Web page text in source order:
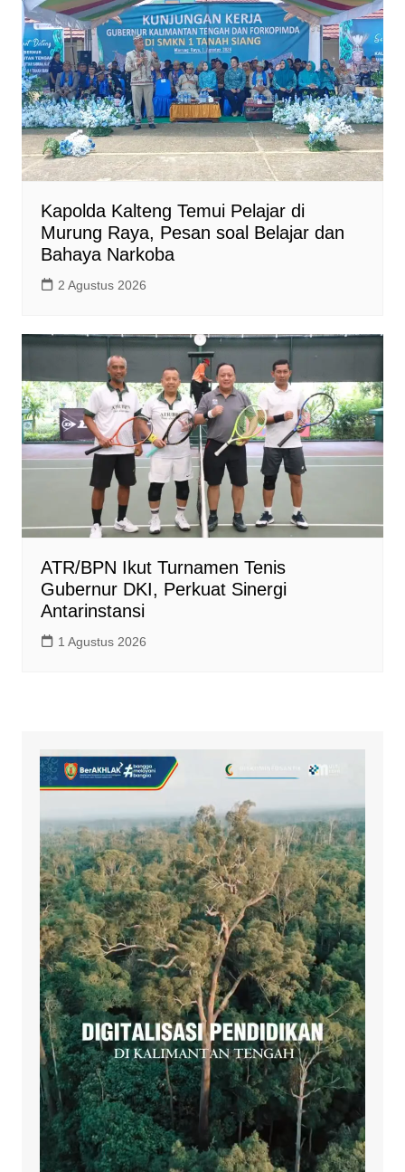
Kapolda Kalteng Temui Pelajar di
Murung Raya, Pesan soal Belajar dan
Bahaya Narkoba
2 Agustus 2026
ATR/BPN Ikut Turnamen Tenis
Gubernur DKI, Perkuat Sinergi
Antarinstansi
1 Agustus 2026